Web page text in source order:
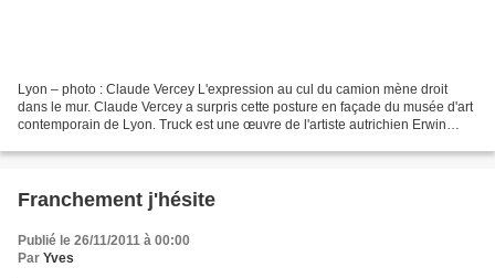
Lyon – photo : Claude Vercey L'expression au cul du camion mène droit
dans le mur. Claude Vercey a surpris cette posture en façade du musée d'art
contemporain de Lyon. Truck est une œuvre de l'artiste autrichien Erwin
Franchement j'hésite
Publié le 26/11/2011 à 00:00
Par Yves